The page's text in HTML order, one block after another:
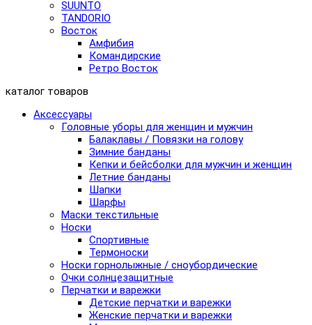
SUUNTO
TANDORIO
Восток
Амфибия
Командирские
Ретро Восток
каталог товаров
Аксессуары
Головные уборы для женщин и мужчин
Балаклавы / Повязки на голову
Зимние банданы
Кепки и бейсболки для мужчин и женщин
Летние банданы
Шапки
Шарфы
Маски текстильные
Носки
Спортивные
Термоноски
Носки горнолыжные / сноубордические
Очки солнцезащитные
Перчатки и варежки
Детские перчатки и варежки
Женские перчатки и варежки